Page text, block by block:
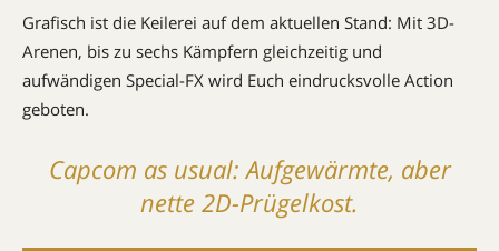
Grafisch ist die Keilerei auf dem aktuellen Stand: Mit 3D-
Arenen, bis zu sechs Kämpfern gleichzeitig und
aufwändigen Special-FX wird Euch eindrucksvolle Action
geboten.
Capcom as usual: Aufgewärmte, aber
nette 2D-Prügelkost.